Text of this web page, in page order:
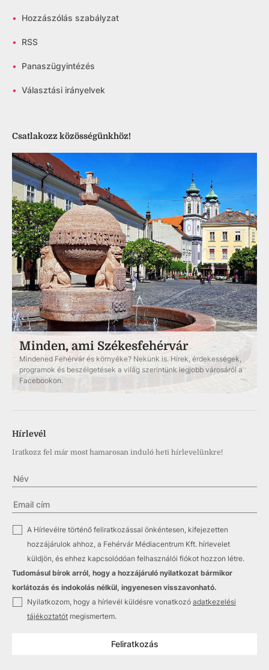
• Hozzászólás szabályzat
• RSS
• Panaszügyintézés
• Választási irányelvek
Csatlakozz közösségünkhöz!
Minden, ami Székesfehérvár
Mindened Fehérvár és környéke? Nekünk is. Hírek, érdekességek,
programok és beszélgetések a világ szerintünk legjobb városáról a
Facebookon.
Hírlevél
Iratkozz fel már most hamarosan induló heti hírlevelünkre!
A Hírlevélre történő feliratkozással önkéntesen, kifejezetten
hozzájárulok ahhoz, a Fehérvár Médiacentrum Kft. hírlevelet
küldjön, és ehhez kapcsolódóan felhasználói fiókot hozzon létre.
Tudomásul bírok arról, hogy a hozzájáruló nyilatkozat bármikor
korlátozás és indokolás nélkül, ingyenesen visszavonható.
Nyilatkozom, hogy a hírlevél küldésre vonatkozó adatkezelési
tájékoztatót megismertem.
Feliratkozás